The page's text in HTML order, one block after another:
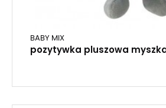
BABY MIX
pozytywka pluszowa